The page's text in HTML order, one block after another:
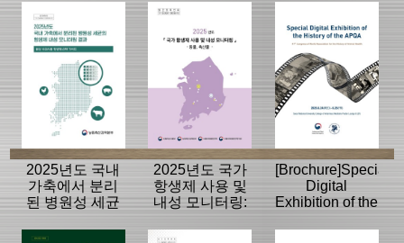
2025년도 국내
가축에서 분리
된 병원성 세균
모니터링 결과
2025년도 국가
항생제 사용 및
내성 모니터링:
[Brochure]Special
Digital
Exhibition of the
APQA